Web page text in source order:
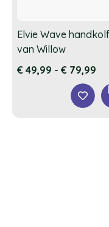
Elvie Wave handkolf
van Willow
€ 49,99 - € 79,99